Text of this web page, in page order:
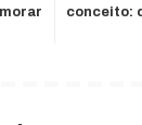
conceito: